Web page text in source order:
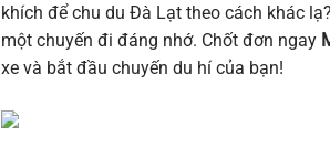
khích để chu du Đà Lạt theo cách khác
một chuyến đi đáng nhớ. Chốt đơn ngay
xe và bắt đầu chuyến du hí của bạn!